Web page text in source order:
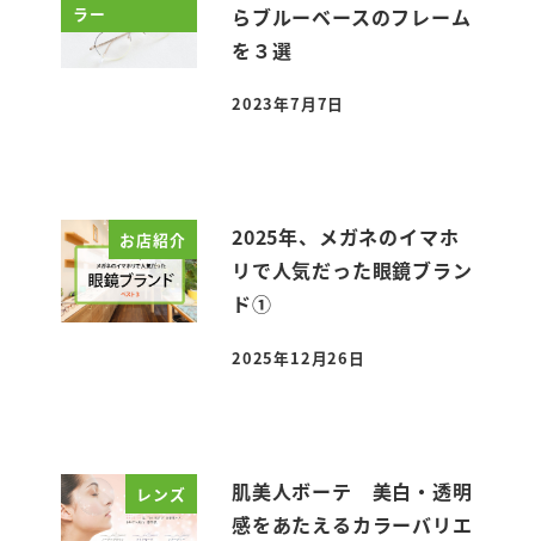
ラー
らブルーベースのフレーム
を３選
投稿日
2023年7月7日
お店紹介
2025年、メガネのイマホ
リで人気だった眼鏡ブラン
ド①
投稿日
2025年12月26日
レンズ
肌美人ボーテ 美白・透明
感をあたえるカラーバリエ